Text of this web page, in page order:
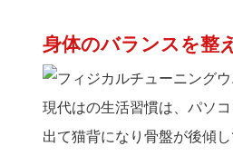
身体のバランスを整
現代はの生活習慣は、パソ
出て猫背になり骨盤が後傾